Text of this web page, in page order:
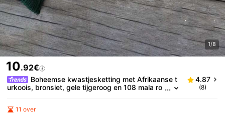
1/8
10.92€
Boheemse kwastjesketting met Afrikaanse t
urkoois, bronsiet, gele tijgeroog en 108 mala ro
4.87
(8)
11 over